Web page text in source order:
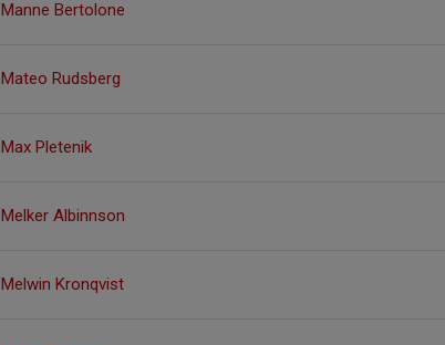
Manne Bertolone
Mateo Rudsberg
Max Pletenik
Melker Albinnson
Melwin Kronqvist